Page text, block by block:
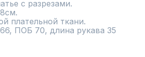
с разрезами.
ПОБ 70, длина рукава 35